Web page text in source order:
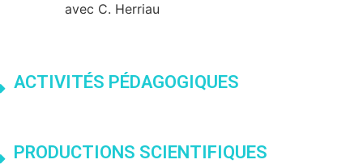
avec C. Herriau
ACTIVITÉS PÉDAGOGIQUES
PRODUCTIONS SCIENTIFIQUES